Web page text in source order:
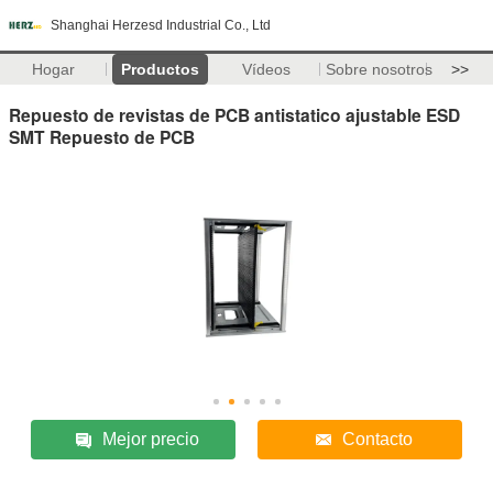
Shanghai Herzesd Industrial Co., Ltd
Hogar Productos Vídeos Sobre nosotros >>
Repuesto de revistas de PCB antistatico ajustable ESD
SMT Repuesto de PCB
Mejor precio Contacto